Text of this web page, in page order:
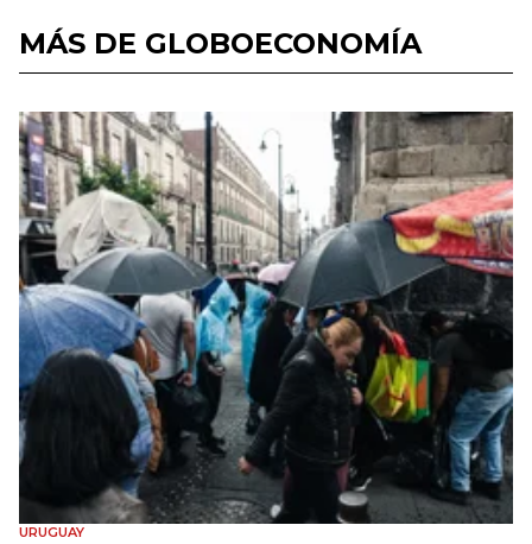
MÁS DE GLOBOECONOMÍA
URUGUAY